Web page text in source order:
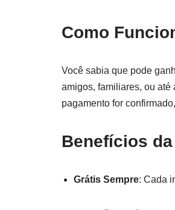
Como
Você sabia que pode
amigos, familiares, ou
pagamento for
Benefícios
Grátis Sempre: Cada